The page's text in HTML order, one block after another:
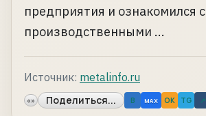
предприятия и ознакомился с
производственными ...
Источник: metalinfo.ru
«» Поделиться... B MAX OK TG ↗